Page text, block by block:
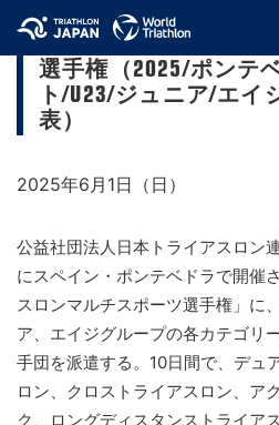
ワールドトライアス
選手権（2025/ポンテ
ト/U23/ジュニア/エイ
表）
2025年6月1日（日）
公益社団法人日本トライアスロン
にスペイン・ポンテベドラで開催
スロンマルチスポーツ選手権」に
ア、エイジグループの各カテゴリ
手団を派遣する。10日間で、デュ
ロン、クロストライアスロン、ア
ク、ロングディスタンストライア